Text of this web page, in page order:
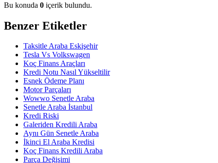
Bu konuda 0 içerik bulundu.
Benzer Etiketler
Taksitle Araba Eskişehir
Tesla Vs Volkswagen
Koç Finans Araçları
Kredi Notu Nasıl Yükseltilir
Esnek Ödeme Planı
Motor Parçaları
Wowwo Senetle Araba
Senetle Araba İstanbul
Kredi Riski
Galeriden Kredili Araba
Aynı Gün Senetle Araba
İkinci El Araba Kredisi
Koç Finans Kredili Araba
Parça Değişimi